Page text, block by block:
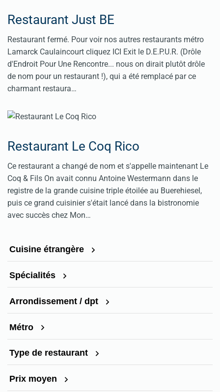
Restaurant Just BE
Restaurant fermé. Pour voir nos autres restaurants métro
Lamarck Caulaincourt cliquez ICI Exit le D.E.P.U.R. (Drôle
d'Endroit Pour Une Rencontre... nous on dirait plutôt drôle
de nom pour un restaurant !), qui a été remplacé par ce
charmant restaura…
Restaurant Le Coq Rico
Ce restaurant a changé de nom et s'appelle maintenant Le
Coq & Fils On avait connu Antoine Westermann dans le
registre de la grande cuisine triple étoilée au Buerehiesel,
puis ce grand cuisinier s'était lancé dans la bistronomie
avec succès chez Mon…
Cuisine étrangère
Spécialités
Arrondissement / dpt
Métro
Type de restaurant
Prix moyen